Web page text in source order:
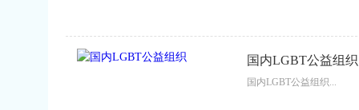
国内LGBT公益组织
国内LGBT公益组织...